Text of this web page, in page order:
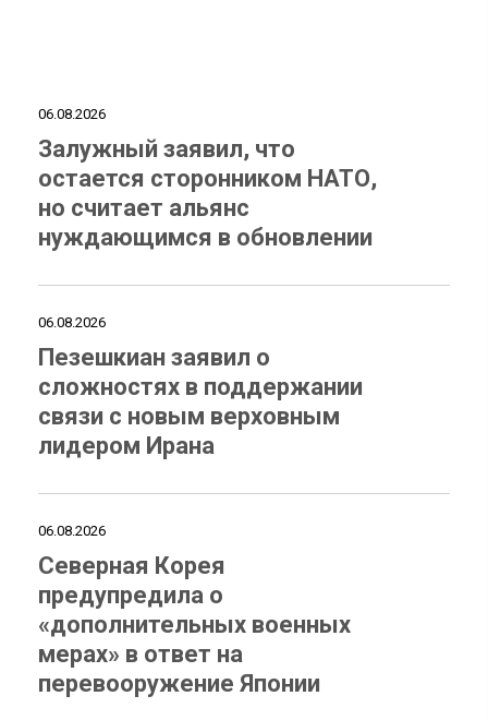
06.08.2026
Залужный заявил, что
остается сторонником НАТО,
но считает альянс
нуждающимся в обновлении
06.08.2026
Пезешкиан заявил о
сложностях в поддержании
связи с новым верховным
лидером Ирана
06.08.2026
Северная Корея
предупредила о
«дополнительных военных
мерах» в ответ на
перевооружение Японии